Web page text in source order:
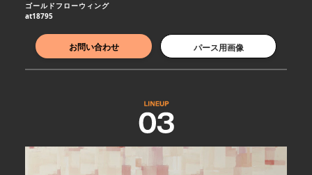
ゴールドフローウィング
at18795
お問い合わせ パース用画像